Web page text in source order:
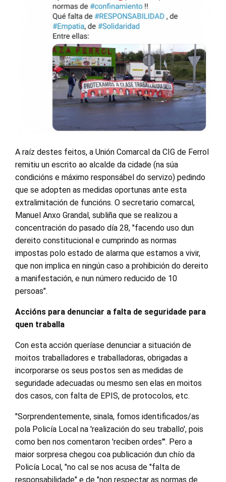
A raíz destes feitos, a Unión Comarcal da CIG de Ferrol
remitiu un escrito ao alcalde da cidade (na súa
condicións e máximo responsábel do servizo) pedindo
que se adopten as medidas oportunas ante esta
extralimitación de funcións. O secretario comarcal,
Manuel Anxo Grandal, subliña que se realizou a
concentración do pasado día 28, "facendo uso dun
dereito constitucional e cumprindo as normas
impostas polo estado de alarma que estamos a vivir,
que non implica en ningún caso a prohibición do dereito
a manifestación, e nun número reducido de 10
persoas".
Accións para denunciar a falta de seguridade para
quen traballa
Con esta acción queríase denunciar a situación de
moitos traballadores e traballadoras, obrigadas a
incorporarse os seus postos sen as medidas de
seguridade adecuadas ou mesmo sen elas en moitos
dos casos, con falta de EPIS, de protocolos, etc.
"Sorprendentemente, sinala, fomos identificados/as
pola Policía Local na 'realización do seu traballo', pois
como ben nos comentaron 'reciben ordes'". Pero a
maior sorpresa chegou coa publicación dun chío da
Policía Local, "no cal se nos acusa de "falta de
responsabilidade" e de "non respectar as normas de